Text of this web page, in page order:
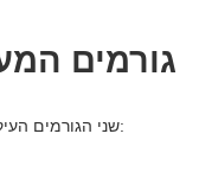
גורמים
שני הגורמים העיקריים שיכולים לגרום לתנועות נדידות אלה הם: